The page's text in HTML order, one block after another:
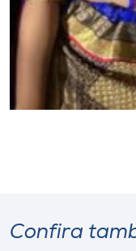
Confira